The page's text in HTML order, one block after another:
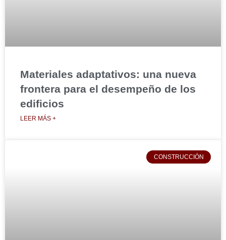
Materiales adaptativos: una nueva
frontera para el desempeño de los
edificios
LEER MÁS +
CONSTRUCCIÓN